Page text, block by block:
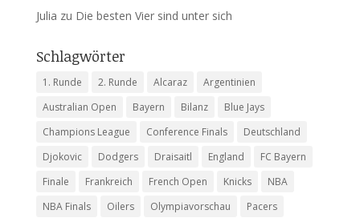
Julia zu Die besten Vier sind unter sich
Schlagwörter
1. Runde 2. Runde Alcaraz
Argentinien
Australian Open
Bayern Bilanz
Blue Jays
Champions League
Conference Finals
Deutschland
Djokovic
Dodgers Draisaitl England
FC Bayern
Finale
Frankreich French Open Knicks
NBA
NBA Finals
Oilers Olympiavorschau
Pacers